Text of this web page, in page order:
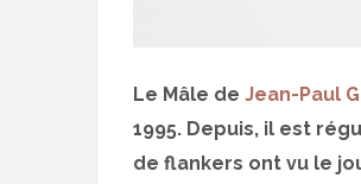
Le Mâle de Jean-Paul
1995. Depuis, il est
de flankers ont vu le